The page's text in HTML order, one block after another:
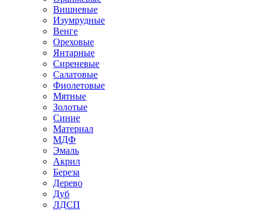
Вишневые
Изумрудные
Венге
Ореховые
Янтарные
Сиреневые
Салатовые
Фиолетовые
Мятные
Золотые
Синие
Материал
МДФ
Эмаль
Акрил
Береза
Дерево
Дуб
ЛДСП